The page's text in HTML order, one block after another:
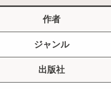
作者
ジャンル
出版社